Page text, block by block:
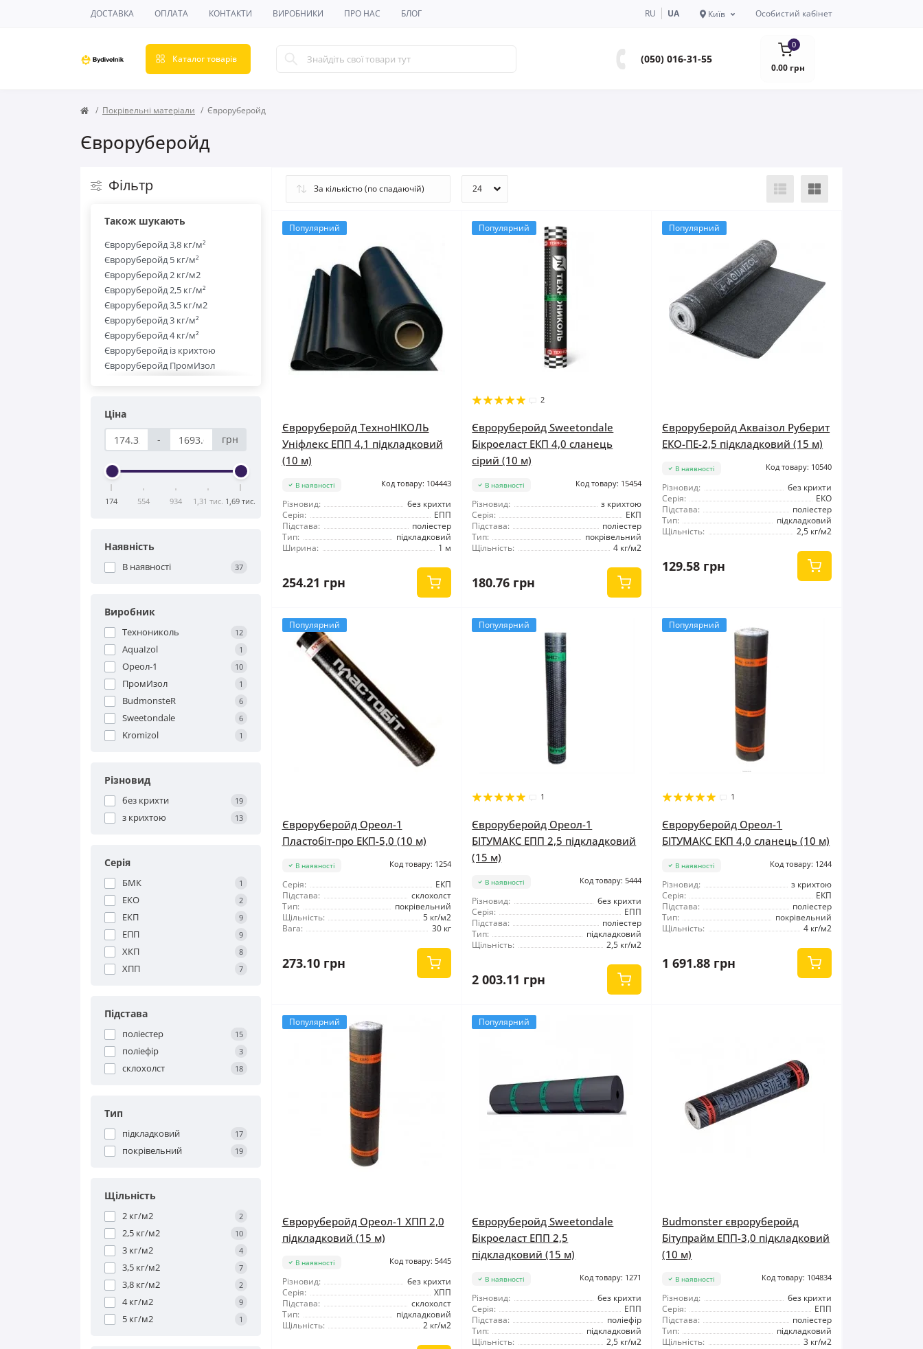
ДОСТАВКА ОПЛАТА КОНТАКТИ ВИРОБНИКИ ПРО НАС БЛОГ RU UA Київ Особистий кабінет
Каталог товарів (050) 016-31-55
0
0.00 грн
Покрівельні матеріали Євроруберойд
Євроруберойд
Фільтр
Також шукають
Євроруберойд 3,8 кг/м²
Євроруберойд 5 кг/м²
Євроруберойд 2 кг/м2
Євроруберойд 2,5 кг/м²
Євроруберойд 3,5 кг/м2
Євроруберойд 3 кг/м²
Євроруберойд 4 кг/м²
Євроруберойд із крихтою
Євроруберойд ПромИзол
Євроруберойд BudmonsteR
Ціна
-
грн
174 554 934 1,31 тис. 1,69 тис.
Наявність
В наявності 37
Виробник
Технониколь 12
AquaIzol 1
Ореол-1 10
ПромИзол 1
BudmonsteR 6
Sweetondale 6
Kromizol 1
Різновид
без крихти 19
з крихтою 13
Серія
БМК 1
ЕКО 2
ЕКП 9
ЕПП 9
ХКП 8
ХПП 7
Підстава
поліестер 15
поліефір 3
склохолст 18
Тип
підкладковий 17
покрівельний 19
Щільність
2 кг/м2 2
2,5 кг/м2 10
3 кг/м2 4
3,5 кг/м2 7
3,8 кг/м2 2
4 кг/м2 9
5 кг/м2 1
Популярний
Євроруберойд ТехноНІКОЛЬ
Уніфлекс ЕПП 4,1 підкладковий
(10 м)
В наявності Код товару: 104443
Різновид:
без крихти
Серія:
ЕПП
Підстава:
поліестер
Тип:
підкладковий
Ширина:
1 м
254.21 грн
Популярний
2
Євроруберойд Sweetondale
Бікроеласт ЕКП 4,0 сланець
сірий (10 м)
В наявності Код товару: 15454
Різновид:
з крихтою
Серія:
ЕКП
Підстава:
поліестер
Тип:
покрівельний
Щільність:
4 кг/м2
180.76 грн
Популярний
Євроруберойд Акваізол Руберит
ЕКО-ПЕ-2,5 підкладковий (15 м)
В наявності Код товару: 10540
Різновид:
без крихти
Серія:
ЕКО
Підстава:
поліестер
Тип:
підкладковий
Щільність:
2,5 кг/м2
129.58 грн
Популярний
Євроруберойд Ореол-1
Пластобіт-про ЕКП-5,0 (10 м)
В наявності Код товару: 1254
Серія:
ЕКП
Підстава:
склохолст
Тип:
покрівельний
Щільність:
5 кг/м2
Вага:
30 кг
273.10 грн
Популярний
1
Євроруберойд Ореол-1
БІТУМАКС ЕПП 2,5 підкладковий
(15 м)
В наявності Код товару: 5444
Різновид:
без крихти
Серія:
ЕПП
Підстава:
поліестер
Тип:
підкладковий
Щільність:
2,5 кг/м2
2 003.11 грн
Популярний
1
Євроруберойд Ореол-1
БІТУМАКС ЕКП 4,0 сланець (10 м)
В наявності Код товару: 1244
Різновид:
з крихтою
Серія:
ЕКП
Підстава:
поліестер
Тип:
покрівельний
Щільність:
4 кг/м2
1 691.88 грн
Популярний
Євроруберойд Ореол-1 ХПП 2,0
підкладковий (15 м)
В наявності Код товару: 5445
Різновид:
без крихти
Серія:
ХПП
Підстава:
склохолст
Тип:
підкладковий
Щільність:
2 кг/м2
Популярний
Євроруберойд Sweetondale
Бікроеласт ЕПП 2,5
підкладковий (15 м)
В наявності Код товару: 1271
Різновид:
без крихти
Серія:
ЕПП
Підстава:
поліефір
Тип:
підкладковий
Щільність:
2,5 кг/м2
Budmonster євроруберойд
Бітупрайм ЕПП-3,0 підкладковий
(10 м)
В наявності Код товару: 104834
Різновид:
без крихти
Серія:
ЕПП
Підстава:
поліестер
Тип:
підкладковий
Щільність:
3 кг/м2